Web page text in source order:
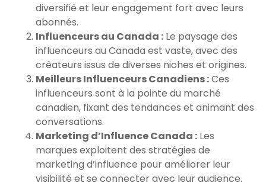
diversifié et leur engagement fort avec leurs
abonnés.
Influenceurs au Canada : Le paysage des
influenceurs au Canada est vaste, avec des
créateurs issus de diverses niches et origines.
Meilleurs Influenceurs Canadiens :Ces
influenceurs sont à la pointe du marché
canadien, fixant des tendances et animant des
conversations.
Marketing d’Influence Canada : Les
marques exploitent des stratégies de
marketing d’influence pour améliorer leur
visibilité et se connecter avec leur audience.